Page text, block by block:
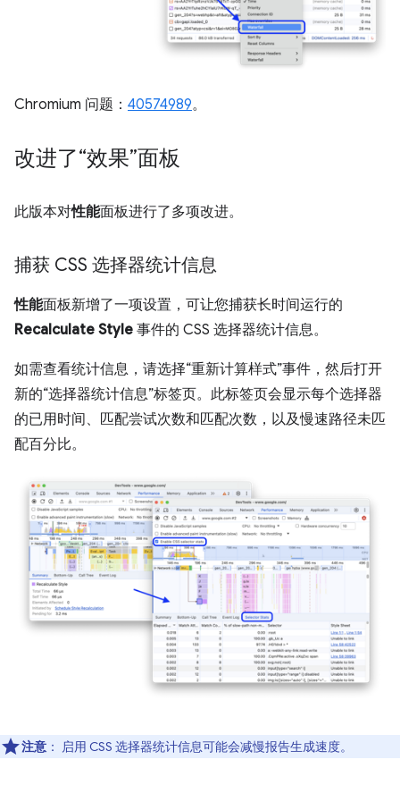
Chromium 问题： 40574989。
改进了“效果”面板
此版本对性能面板进行了多项改进。
捕获 CSS 选择器统计信息
性能面板新增了一项设置，可让您捕获长时间运行的
Recalculate Style 事件的 CSS 选择器统计信息。
如需查看统计信息，请选择“重新计算样式”事件，然后打开
新的“选择器统计信息”标签页。 此标签页会显示每个选择器
的已用时间、匹配尝试次数和匹配次数，以及慢速路径未匹
配百分比。
注意 ： 启用 CSS 选择器统计信息可能会减慢报告生成速度。